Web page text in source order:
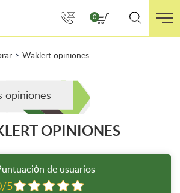
0
> Waklert opiniones
opiniones
OPINIONES
de usuarios
5